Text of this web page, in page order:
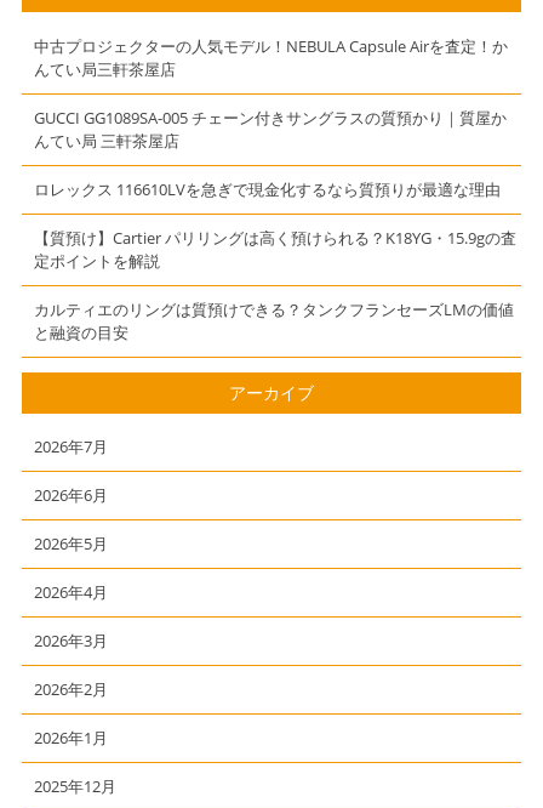
ます。
んてい局】【三
軒茶屋】
中古プロジェクターの人気モデル！NEBULA Capsule Airを査定！か
んてい局三軒茶屋店
GUCCI GG1089SA-005 チェーン付きサングラスの質預かり｜質屋か
んてい局 三軒茶屋店
ロレックス 116610LVを急ぎで現金化するなら質預りが最適な理由
【質預け】Cartier パリリングは高く預けられる？K18YG・15.9gの査
定ポイントを解説
カルティエのリングは質預けできる？タンクフランセーズLMの価値
と融資の目安
アーカイブ
2026年7月
2026年6月
2026年5月
2026年4月
2026年3月
2026年2月
2026年1月
2025年12月